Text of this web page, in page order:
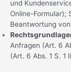
und
Online-Formular);
Beantwortung
Anfragen (Art. 6
(Art. 6 Abs. 1 S. 1